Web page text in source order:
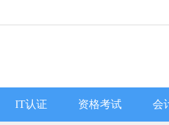
IT认证 资格考试 会